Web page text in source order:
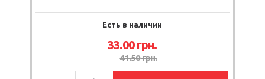
Есть в наличии
грн.